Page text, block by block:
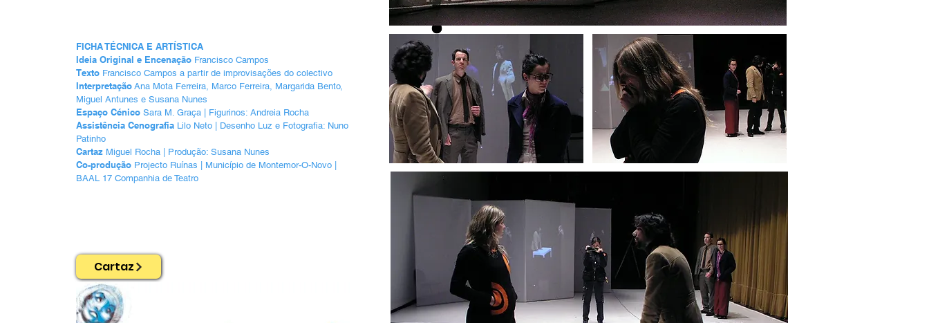
FICHA TÉCNICA E ARTÍSTICA
Ideia Original e Encenação Francisco Campos
Texto Francisco Campos a partir de improvisações do colectivo
Interpretação Ana Mota Ferreira, Marco Ferreira, Margarida Bento,
Miguel Antunes e Susana Nunes
Espaço Cénico Sara M. Graça | Figurinos: Andreia Rocha
Assistência Cenografia Lilo Neto | Desenho Luz e Fotografia: Nuno
Patinho
Cartaz Miguel Rocha | Produção: Susana Nunes
Co-produção Projecto Ruínas | Município de Montemor-O-Novo |
BAAL 17 Companhia de Teatro
Cartaz